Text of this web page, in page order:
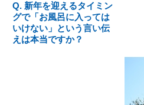
Q. 新年を迎えるタイミン
グで「お風呂に入っては
いけない」という言い伝
えは本当ですか？